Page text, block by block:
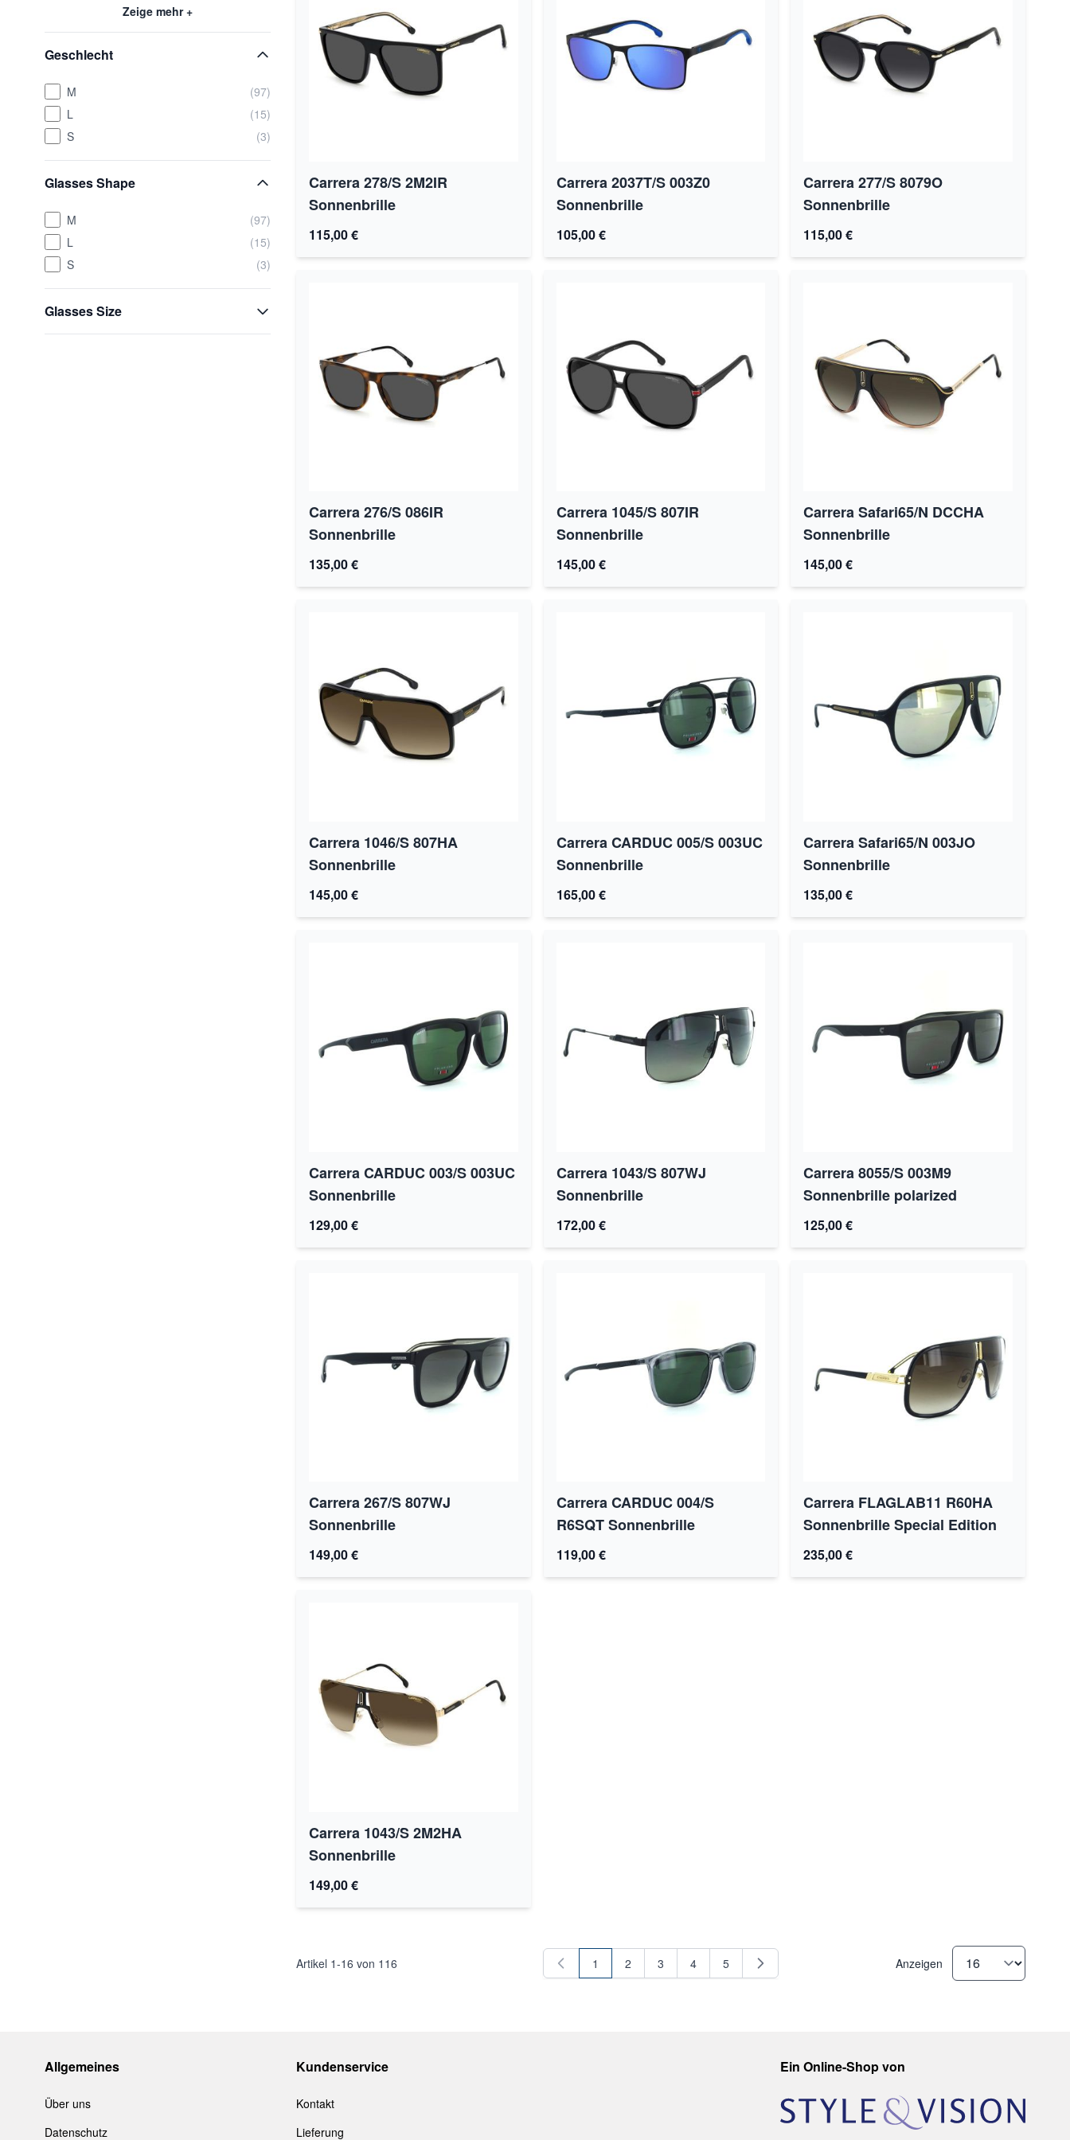
Zeige mehr +
Geschlecht
M
(97)
L
(15)
S
(3)
Glasses Shape
M
(97)
L
(15)
S
(3)
Glasses Size
Carrera 278/S 2M2IR
Sonnenbrille
115,00 €
Carrera 2037T/S 003Z0
Sonnenbrille
105,00 €
Carrera 277/S 8079O
Sonnenbrille
115,00 €
Carrera 276/S 086IR
Sonnenbrille
135,00 €
Carrera 1045/S 807IR
Sonnenbrille
145,00 €
Carrera Safari65/N DCCHA
Sonnenbrille
145,00 €
Carrera 1046/S 807HA
Sonnenbrille
145,00 €
Carrera CARDUC 005/S 003UC
Sonnenbrille
165,00 €
Carrera Safari65/N 003JO
Sonnenbrille
135,00 €
Carrera CARDUC 003/S 003UC
Sonnenbrille
129,00 €
Carrera 1043/S 807WJ
Sonnenbrille
172,00 €
Carrera 8055/S 003M9
Sonnenbrille polarized
125,00 €
Carrera 267/S 807WJ
Sonnenbrille
149,00 €
Carrera CARDUC 004/S
R6SQT Sonnenbrille
119,00 €
Carrera FLAGLAB11 R60HA
Sonnenbrille Special Edition
235,00 €
Carrera 1043/S 2M2HA
Sonnenbrille
149,00 €
Artikel 1-16 von 116 Sie lesen gerade Seite
1 Seite
2 Seite
3 Seite
4 Seite
5 Anzeigen
Allgemeines
Über uns
Datenschutz
Kundenservice
Kontakt
Lieferung
Ein Online-Shop von